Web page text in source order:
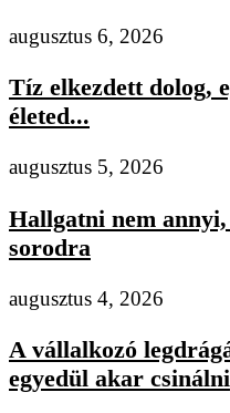
augusztus 6, 2026
Tíz elkezdett dolog,
életed...
augusztus 5, 2026
Hallgatni nem
sorodra
augusztus 4, 2026
A vállalkozó
egyedül akar csinálni